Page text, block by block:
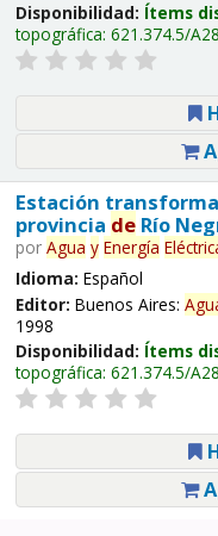
Disponibilidad: Ítems
topográfica: 621.374.5/
Estación
provincia deRío
por Agua y Energía
Idioma: Español
Editor: Buenos Aires:
1998
Disponibilidad: Ítems
topográfica: 621.374.5/